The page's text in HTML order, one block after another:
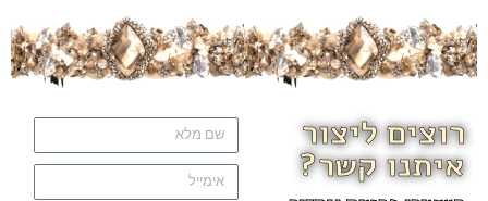
רוצים ליצור
איתנו קשר?